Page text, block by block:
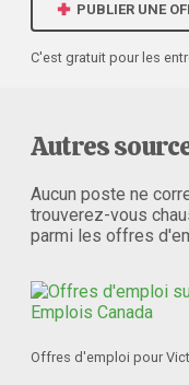
PUBLIER UNE
C'est gratuit pour les
Autres
Aucun poste ne
trouverez-vous
parmi les offres
Offres d'emploi pour